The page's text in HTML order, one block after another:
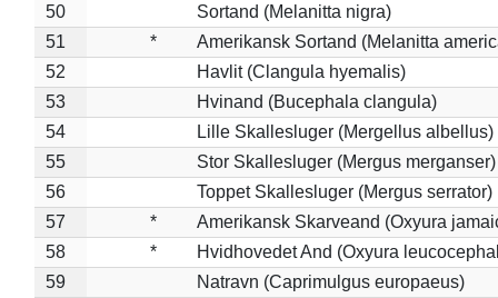
50
Sortand (Melanitta nigra)
51
*
Amerikansk Sortand (Melanitta
52
Havlit (Clangula hyemalis)
53
Hvinand (Bucephala clangula)
54
Lille Skallesluger (Mergellus albellus)
55
Stor Skallesluger (Mergus merganser)
56
Toppet Skallesluger (Mergus serrator)
57
*
Amerikansk Skarveand (Oxyura
58
*
Hvidhovedet And (Oxyura
59
Natravn (Caprimulgus europaeus)